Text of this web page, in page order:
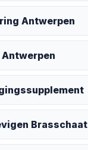
Antwerpen
Brasschaat